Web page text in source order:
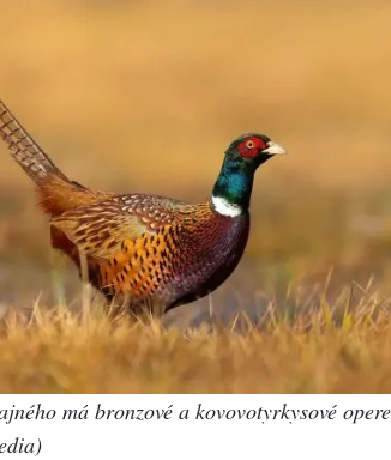
má bronzové a kovovotyrkysové